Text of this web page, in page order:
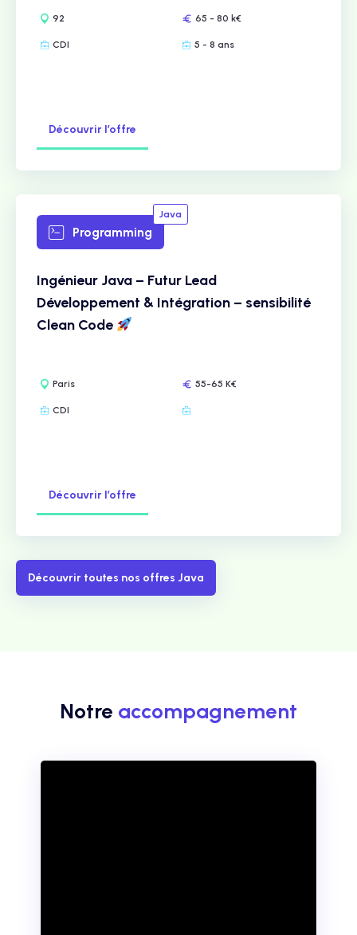
92 65 - 80 k€
CDI 5 - 8 ans
Découvrir l’offre
Programming
Java
Ingénieur Java – Futur Lead
Développement & Intégration – sensibilité
Clean Code
Paris 55-65 K€
CDI
Découvrir l’offre
Découvrir toutes nos offres Java
Notre accompagnement